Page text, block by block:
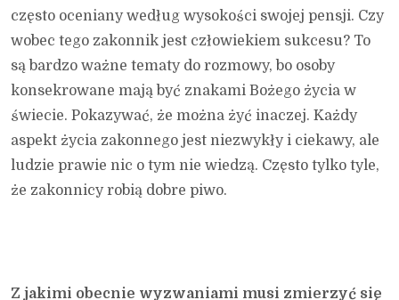
często oceniany według wysokości swojej pensji. Czy
wobec tego zakonnik jest człowiekiem sukcesu? To
są bardzo ważne tematy do rozmowy, bo osoby
konsekrowane mają być znakami Bożego życia w
świecie. Pokazywać, że można żyć inaczej. Każdy
aspekt życia zakonnego jest niezwykły i ciekawy, ale
ludzie prawie nic o tym nie wiedzą. Często tylko tyle,
że zakonnicy robią dobre piwo.
Z jakimi obecnie wyzwaniami musi zmierzyć się